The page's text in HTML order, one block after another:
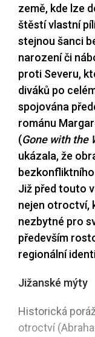
země, kde lze
štěstí vlastní
stejnou šanci
narození či
proti Severu,
diváků po
spojována
románu
(Gone with the
ukázala, že
Již před touto
nejen otroctví,
nezbytné pro
především
regionální
Jižanské mýty
Historická
otroctví